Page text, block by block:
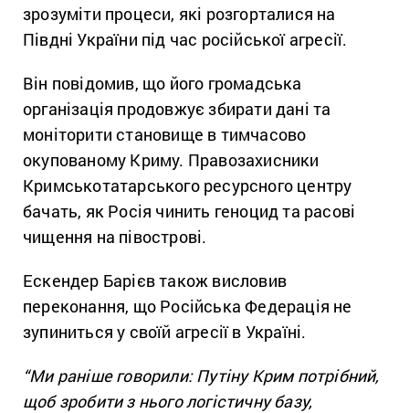
зрозуміти процеси, які розгорталися на
Півдні України під час російської агресії.
Він повідомив, що його громадська
організація продовжує збирати дані та
моніторити становище в тимчасово
окупованому Криму. Правозахисники
Кримськотатарського ресурсного центру
бачать, як Росія чинить геноцид та расові
чищення на півострові.
Ескендер Барієв також висловив
переконання, що Російська Федерація не
зупиниться у своїй агресії в Україні.
“Ми раніше говорили: Путіну Крим потрібний,
щоб зробити з нього логістичну базу,